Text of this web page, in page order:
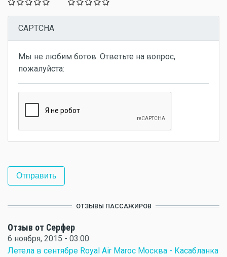
CAPTCHA
Мы не любим ботов. Ответьте на вопрос,
пожалуйста:
ОТЗЫВЫ ПАССАЖИРОВ
Отзыв от Серфер
6 ноября, 2015 - 03:00
Летела в сентябре Royal Air Maroc Москва - Касабланка